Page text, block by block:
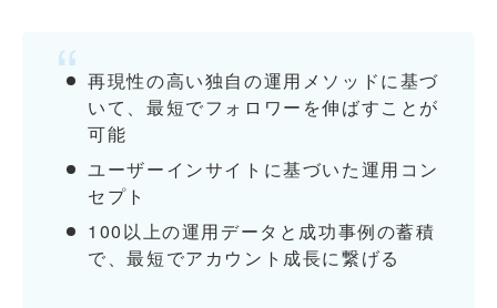
再現性の高い独自の運用メソッドに基づ
いて、最短でフォロワーを伸ばすことが
可能
ユーザーインサイトに基づいた運用コン
セプト
100以上の運用データと成功事例の蓄積
で、最短でアカウント成長に繋げる